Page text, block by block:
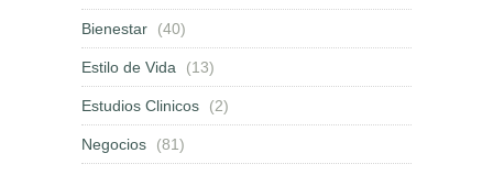
Bienestar (40)
Estilo de Vida (13)
Estudios Clinicos (2)
Negocios (81)